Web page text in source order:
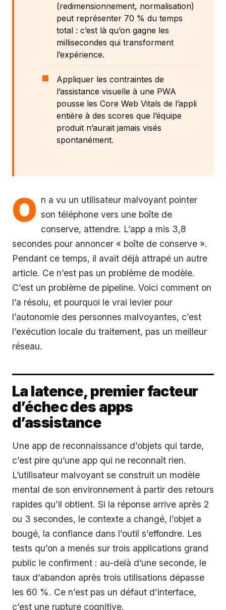
(redimensionnement, normalisation)
peut représenter 70 % du temps
total : c’est là qu’on gagne les
millisecondes qui transforment
l’expérience.
Appliquer les contraintes de
l’assistance visuelle à une PWA
pousse les Core Web Vitals de l’appli
entière à des scores que l’équipe
produit n’aurait jamais visés
spontanément.
O n a vu un utilisateur malvoyant pointer
son téléphone vers une boîte de
conserve, attendre. L’app a mis 3,8
secondes pour annoncer « boîte de conserve ».
Pendant ce temps, il avait déjà attrapé un autre
article. Ce n’est pas un problème de modèle.
C’est un problème de pipeline. Voici comment on
l’a résolu, et pourquoi le vrai levier pour
l’autonomie des personnes malvoyantes, c’est
l’exécution locale du traitement, pas un meilleur
réseau.
La latence, premier facteur
d’échec des apps
d’assistance
Une app de reconnaissance d’objets qui tarde,
c’est pire qu’une app qui ne reconnaît rien.
L’utilisateur malvoyant se construit un modèle
mental de son environnement à partir des retours
rapides qu’il obtient. Si la réponse arrive après 2
ou 3 secondes, le contexte a changé, l’objet a
bougé, la confiance dans l’outil s’effondre. Les
tests qu’on a menés sur trois applications grand
public le confirment : au-delà d’une seconde, le
taux d’abandon après trois utilisations dépasse
les 60 %. Ce n’est pas un défaut d’interface,
c’est une rupture cognitive.